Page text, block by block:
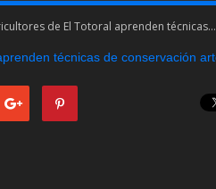
de El Totoral aprenden técnicas...